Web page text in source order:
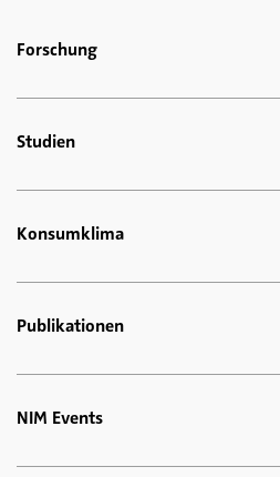
Forschung
Studien
Konsumklima
Publikationen
NIM Events